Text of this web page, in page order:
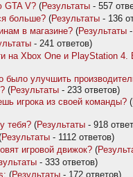
GTA V? (Результаты - 557
больше? (Результаты - 136
в магазине? (Результаты
- 241 ответов)
на Xbox One и PlayStation 4.
улучшить
(Результаты - 233 ответов)
игрока из своей команды? (
тебя? (Результаты - 918
Результаты - 1112 ответов)
игровой движок? (
- 333 ответов)
(Результаты - 172 ответов)